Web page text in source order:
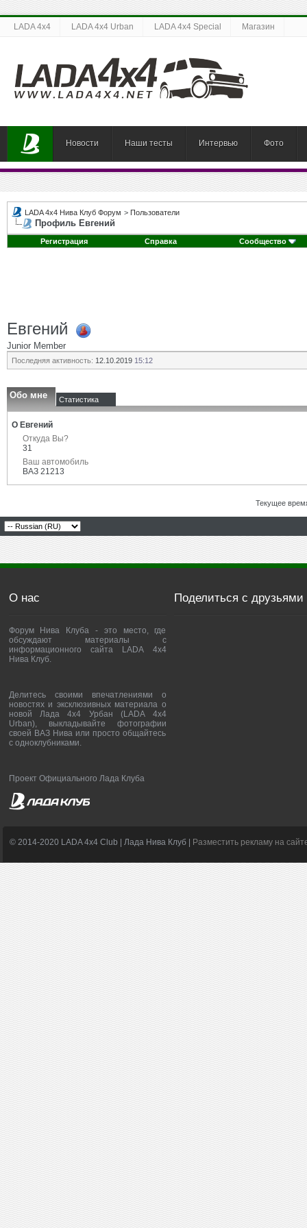
LADA 4x4 LADA 4x4 Urban LADA 4x4 Special Магазин
Новости Наши тесты Интервью Фото
LADA 4x4 Нива Клуб Форум > Пользователи
Профиль Евгений
Регистрация Справка Сообщество
Евгений
Junior Member
Последняя активность: 12.10.2019 15:12
Обо мне Статистика
О Евгений
Откуда Вы?
31
Ваш автомобиль
ВАЗ 21213
Текущее
О нас
Форум Нива Клуба - это место, где
обсуждают материалы с
информационного сайта LADA 4x4
Нива Клуб.
Делитесь своими впечатлениями о
новостях и эксклюзивных материала о
новой Лада 4х4 Урбан (LADA 4x4
Urban), выкладывайте фотографии
своей ВАЗ Нива или просто общайтесь
с одноклубниками.
Проект Официального Лада Клуба
Поделиться с друзьями
© 2014-2020 LADA 4x4 Club | Лада Нива Клуб | Разместить рекламу на